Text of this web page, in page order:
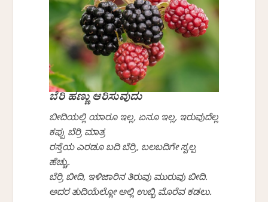
ಬೆರಿ ಹಣ್ಣು ಆರಿಸುವುದು
ಬೀದಿಯಲ್ಲಿ ಯಾರೂ ಇಲ್ಲ, ಏನೂ ಇಲ್ಲ, ಇರುವುದೆಲ್ಲ
ಕಪ್ಪು ಬೆರ್ರಿ ಮಾತ್ರ
ರಸ್ತೆಯ ಎರಡೂ ಬದಿ ಬೆರ್ರಿ, ಬಲಬದಿಗೇ ಸ್ವಲ್ಪ
ಹೆಚ್ಚು.
ಬೆರ್ರಿ ಬೀದಿ, ಇಳಿಜಾರಿನ ತಿರುವು ಮುರುವು ಬೀದಿ.
ಅದರ ತುದಿಯೆಲ್ಲೋ ಅಲ್ಲಿ ಉಬ್ಬಿ ಮೊರೆವ ಕಡಲು.